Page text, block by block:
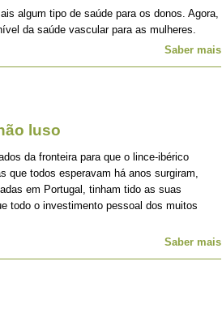
algum tipo de saúde para os donos. Agora,
da saúde vascular para as mulheres.
Saber mais
luso
da fronteira para que o lince-ibérico
que todos esperavam há anos surgiram,
em Portugal, tinham tido as suas
todo o investimento pessoal dos muitos
Saber mais